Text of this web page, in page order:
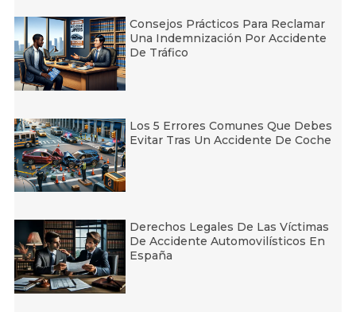
Consejos Prácticos Para Reclamar
Una Indemnización Por Accidente
De Tráfico
Los 5 Errores Comunes Que Debes
Evitar Tras Un Accidente De Coche
Derechos Legales De Las Víctimas
De Accidente Automovilísticos En
España